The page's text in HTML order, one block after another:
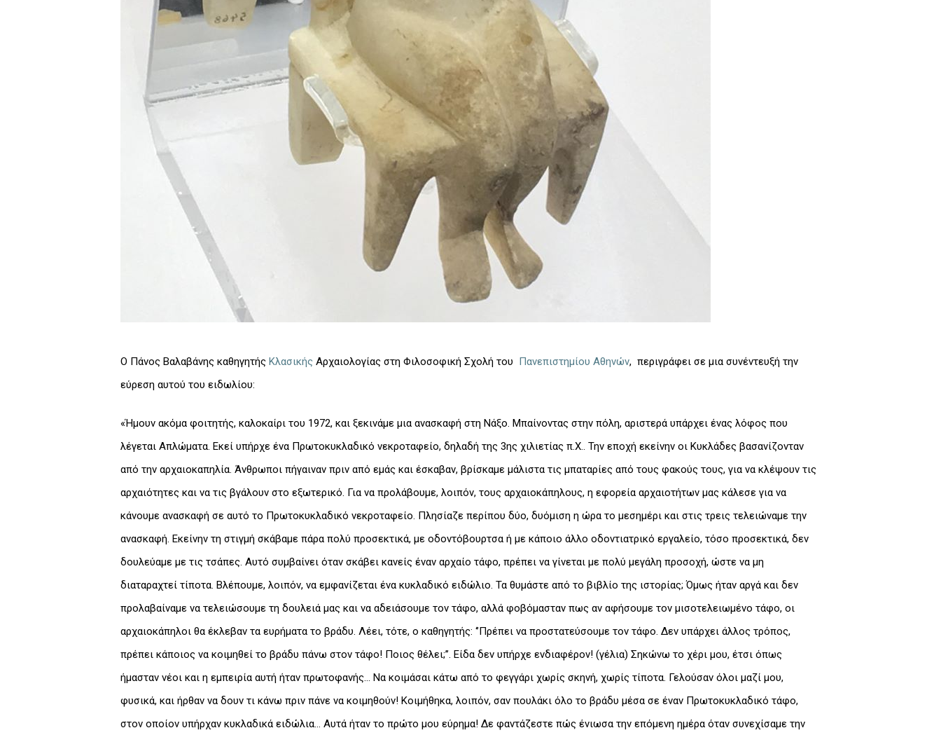
Ο Πάνος Βαλαβάνης καθηγητής Κλασικής Αρχαιολογίας στη Φιλοσοφική Σχολή του Πανεπιστημίου Αθηνών, περιγράφει σε μια συνέντευξή την
εύρεση αυτού του ειδωλίου:
«Ήμουν ακόμα φοιτητής, καλοκαίρι του 1972, και ξεκινάμε μια ανασκαφή στη Νάξο. Μπαίνοντας στην πόλη, αριστερά υπάρχει ένας λόφος που
λέγεται Απλώματα. Εκεί υπήρχε ένα Πρωτοκυκλαδικό νεκροταφείο, δηλαδή της 3ης χιλιετίας π.Χ.. Την εποχή εκείνην οι Κυκλάδες βασανίζονταν
από την αρχαιοκαπηλία. Άνθρωποι πήγαιναν πριν από εμάς και έσκαβαν, βρίσκαμε μάλιστα τις μπαταρίες από τους φακούς τους, για να κλέψουν τις
αρχαιότητες και να τις βγάλουν στο εξωτερικό. Για να προλάβουμε, λοιπόν, τους αρχαιοκάπηλους, η εφορεία αρχαιοτήτων μας κάλεσε για να
κάνουμε ανασκαφή σε αυτό το Πρωτοκυκλαδικό νεκροταφείο. Πλησίαζε περίπου δύο, δυόμιση η ώρα το μεσημέρι και στις τρεις τελειώναμε την
ανασκαφή. Εκείνην τη στιγμή σκάβαμε πάρα πολύ προσεκτικά, με οδοντόβουρτσα ή με κάποιο άλλο οδοντιατρικό εργαλείο, τόσο προσεκτικά, δεν
δουλεύαμε με τις τσάπες. Αυτό συμβαίνει όταν σκάβει κανείς έναν αρχαίο τάφο, πρέπει να γίνεται με πολύ μεγάλη προσοχή, ώστε να μη
διαταραχτεί τίποτα. Βλέπουμε, λοιπόν, να εμφανίζεται ένα κυκλαδικό ειδώλιο. Τα θυμάστε από το βιβλίο της ιστορίας; Όμως ήταν αργά και δεν
προλαβαίναμε να τελειώσουμε τη δουλειά μας και να αδειάσουμε τον τάφο, αλλά φοβόμασταν πως αν αφήσουμε τον μισοτελειωμένο τάφο, οι
αρχαιοκάπηλοι θα έκλεβαν τα ευρήματα το βράδυ. Λέει, τότε, ο καθηγητής: ‘’Πρέπει να προστατεύσουμε τον τάφο. Δεν υπάρχει άλλος τρόπος,
πρέπει κάποιος να κοιμηθεί το βράδυ πάνω στον τάφο! Ποιος θέλει;’’. Είδα δεν υπήρχε ενδιαφέρον! (γέλια) Σηκώνω το χέρι μου, έτσι όπως
ήμασταν νέοι και η εμπειρία αυτή ήταν πρωτοφανής… Να κοιμάσαι κάτω από το φεγγάρι χωρίς σκηνή, χωρίς τίποτα. Γελούσαν όλοι μαζί μου,
φυσικά, και ήρθαν να δουν τι κάνω πριν πάνε να κοιμηθούν! Κοιμήθηκα, λοιπόν, σαν πουλάκι όλο το βράδυ μέσα σε έναν Πρωτοκυκλαδικό τάφο,
στον οποίον υπήρχαν κυκλαδικά ειδώλια… Αυτά ήταν το πρώτο μου εύρημα! Δε φαντάζεστε πώς ένιωσα την επόμενη ημέρα όταν συνεχίσαμε την